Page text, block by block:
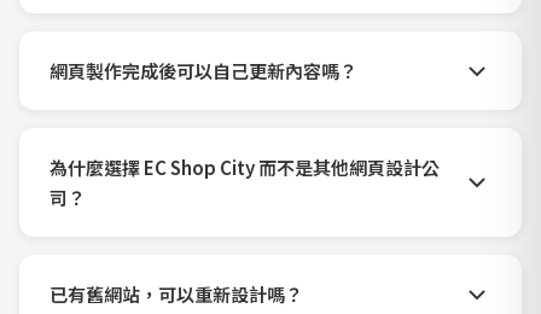
網頁製作完成後可以自己更新內容嗎？
為什麼選擇 EC Shop City 而不是其他網頁設計公
司？
已有舊網站，可以重新設計嗎？